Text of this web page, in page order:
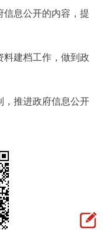
息公开的内容，提
建档工作，做到政
推进政府信息公开